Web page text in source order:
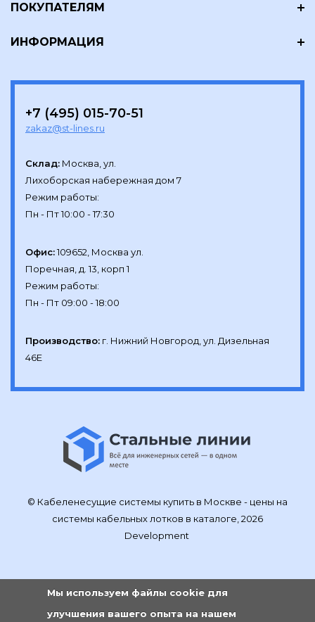
ПОКУПАТЕЛЯМ
ИНФОРМАЦИЯ
+7 (495) 015-70-51
zakaz@st-lines.ru
Склад: Москва, ул.
Лихоборская набережная дом 7
Режим работы:
Офис:109652, Москва ул.
Поречная, д. 13, корп 1
Режим работы:
Производство: г. Нижний Новгород, ул. Дизельная
46Е
© Кабеленесущие системы купить в Москве - цены на
системы кабельных лотков в каталоге, 2026
Development
Мы используем файлы cookie для
улучшения вашего опыта на нашем